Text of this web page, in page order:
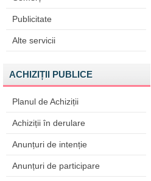
Publicitate
Alte servicii
ACHIZIȚII PUBLICE
Planul de Achiziții
Achiziții în derulare
Anunțuri de intenție
Anunțuri de participare